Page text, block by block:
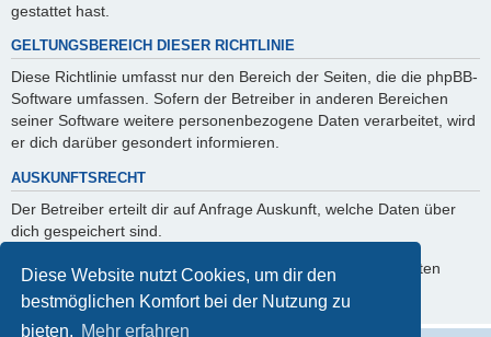
Diese Website nutzt Cookies, um dir den
bestmöglichen Komfort bei der Nutzung zu
bieten. Mehr erfahren
gestattet hast.
GELTUNGSBEREICH DIESER RICHTLINIE
Diese Richtlinie umfasst nur den Bereich der Seiten, die die phpBB-
Software umfassen. Sofern der Betreiber in anderen Bereichen
seiner Software weitere personenbezogene Daten verarbeitet, wird
er dich darüber gesondert informieren.
AUSKUNFTSRECHT
Der Betreiber erteilt dir auf Anfrage Auskunft, welche Daten über
dich gespeichert sind.
Du kannst jederzeit die Löschung bzw. Sperrung deiner Daten
verlangen. Kontaktiere hierzu bitte den Betreiber.